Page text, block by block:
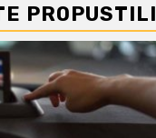
PROPUSTILI